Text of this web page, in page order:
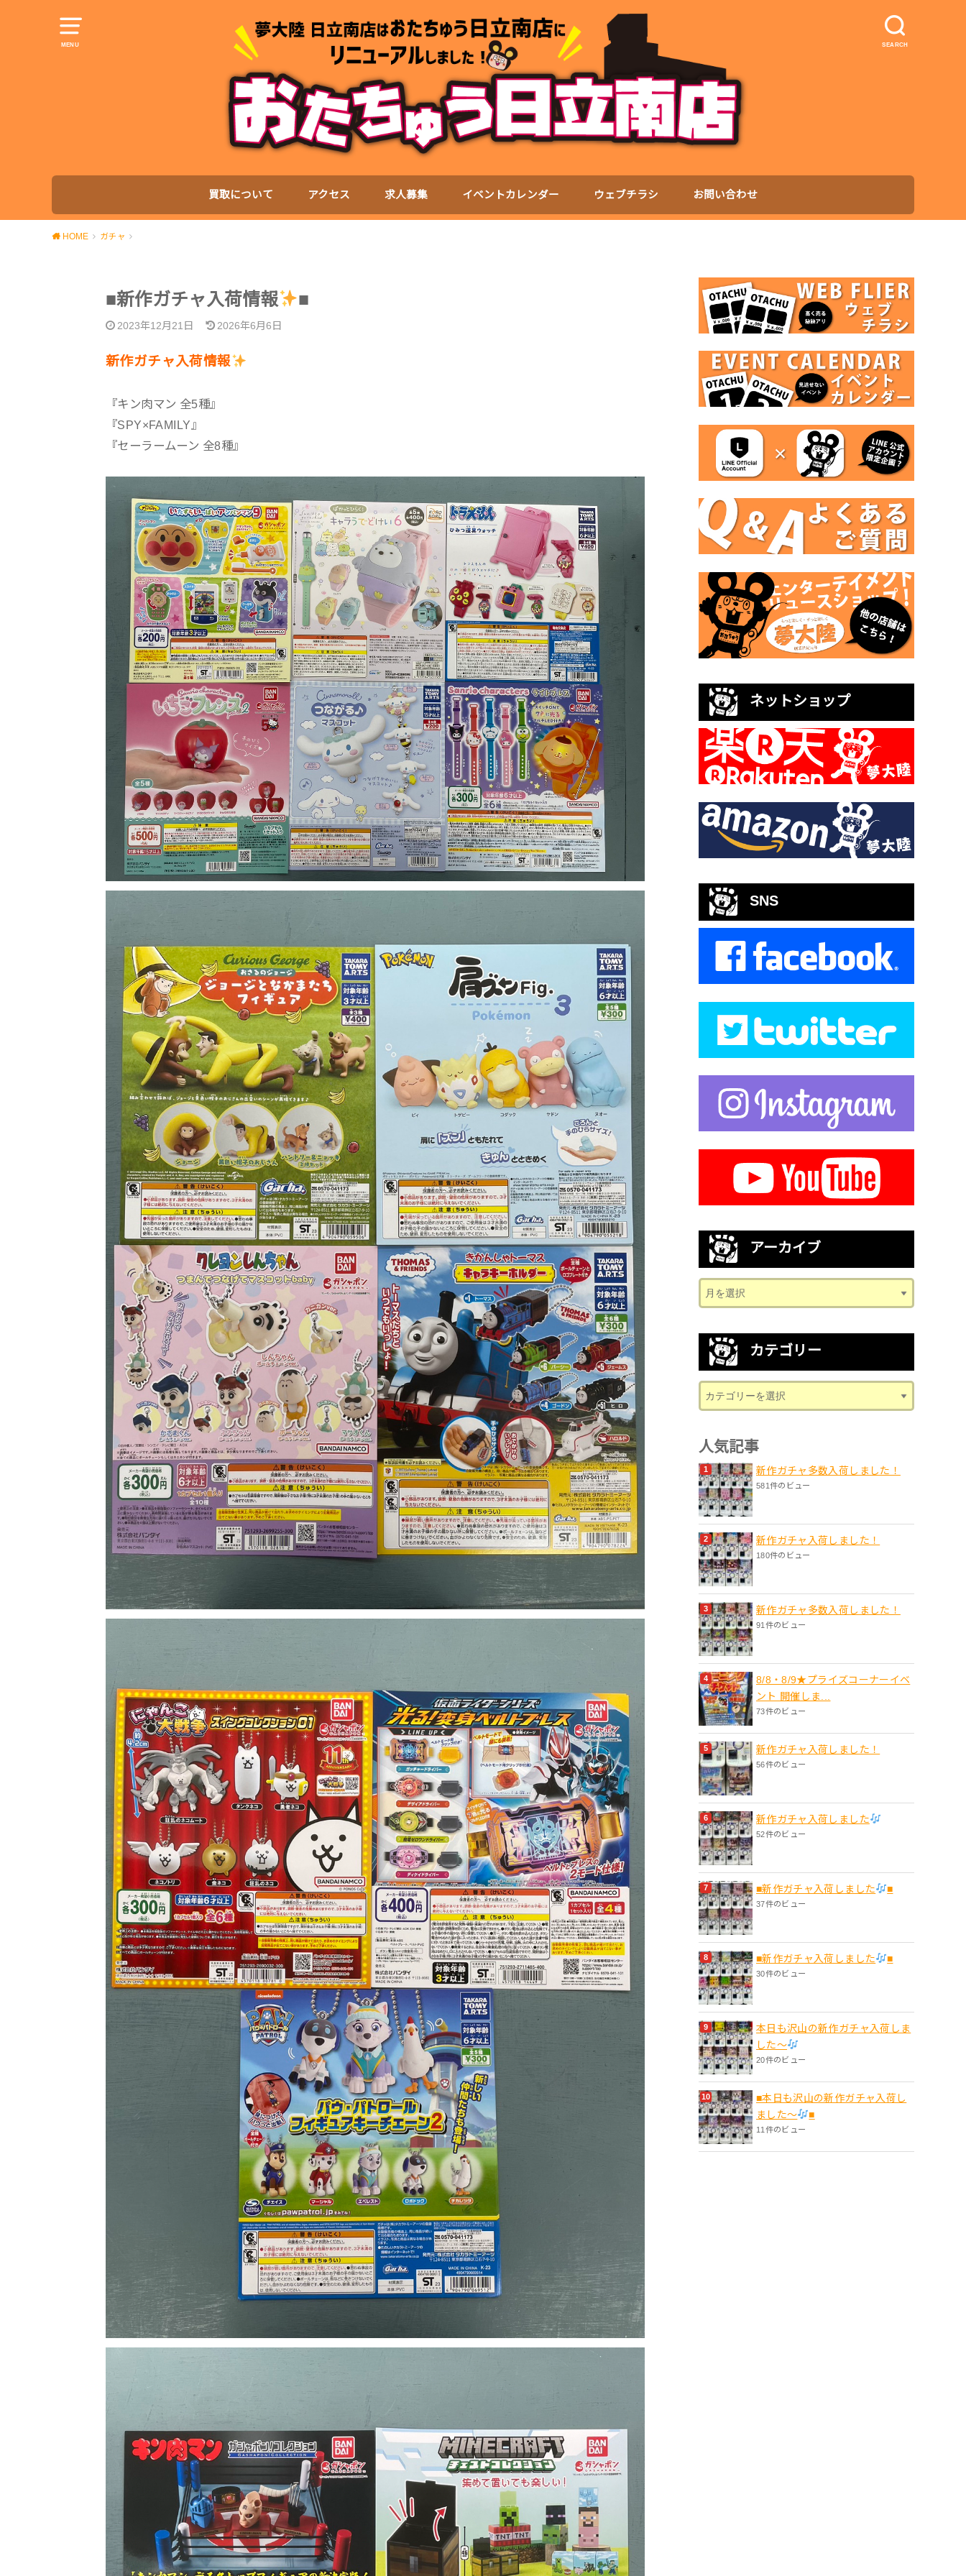
MENU SEARCH
買取について アクセス 求人募集 イベントカレンダー ウェブチラシ お問い合わせ
HOME ガチャ
■新作ガチャ入荷情報 ■
2023年12月21日 2026年6月6日
新作ガチャ入荷情報
『キン肉マン 全5種』
『SPY×FAMILY』
『セーラームーン 全8種』
ネットショップ
SNS
アーカイブ
カテゴリー
人気記事
新作ガチャ多数入荷しました！
581件のビュー
新作ガチャ入荷しました！
180件のビュー
新作ガチャ多数入荷しました！
91件のビュー
8/8・8/9★プライズコーナーイベ
ント 開催しま...
73件のビュー
新作ガチャ入荷しました！
56件のビュー
新作ガチャ入荷しました
52件のビュー
■新作ガチャ入荷しました ■
37件のビュー
■新作ガチャ入荷しました ■
30件のビュー
本日も沢山の新作ガチャ入荷しま
した〜
20件のビュー
■本日も沢山の新作ガチャ入荷し
ました〜
■
11件のビュー